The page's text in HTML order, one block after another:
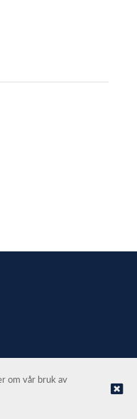
om vår bruk av